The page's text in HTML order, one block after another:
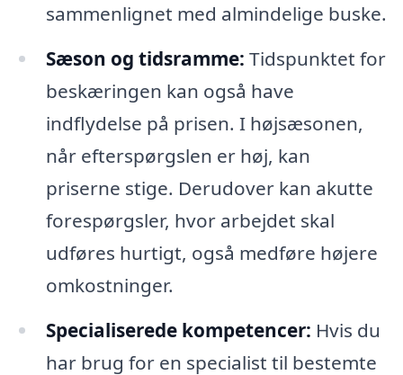
sammenlignet med almindelige buske.
Sæson og tidsramme: Tidspunktet for
beskæringen kan også have
indflydelse på prisen. I højsæsonen,
når efterspørgslen er høj, kan
priserne stige. Derudover kan akutte
forespørgsler, hvor arbejdet skal
udføres hurtigt, også medføre højere
omkostninger.
Specialiserede kompetencer: Hvis du
har brug for en specialist til bestemte